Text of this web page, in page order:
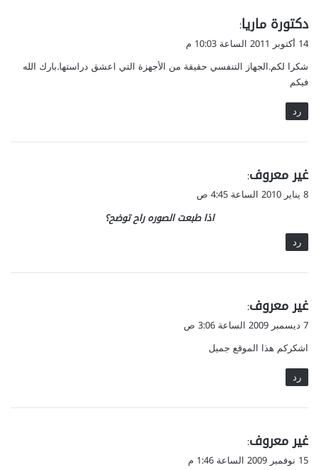
ي
ق
ل
دكتورة ماريا:
14 أكتوبر 2011 الساعة 10:03 م
شكرا لكم.الجهاز التنفسي حقيقة من الأجهزة التي اعشق دراستها.بارك الله
فيكم
رد
ي
ق
غير معروف:
8 يناير 2010 الساعة 4:45 ص
اذا طبعت الصوره راح توضح؟
رد
ي
ق
ل
غير معروف:
7 ديسمبر 2009 الساعة 3:06 ص
اشكركم هذا الموقع جميل
رد
ي
ق
غير معروف:
15 نوفمبر 2009 الساعة 1:46 م